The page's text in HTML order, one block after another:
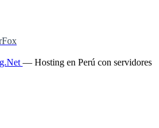
— Hosting en Perú con servidores